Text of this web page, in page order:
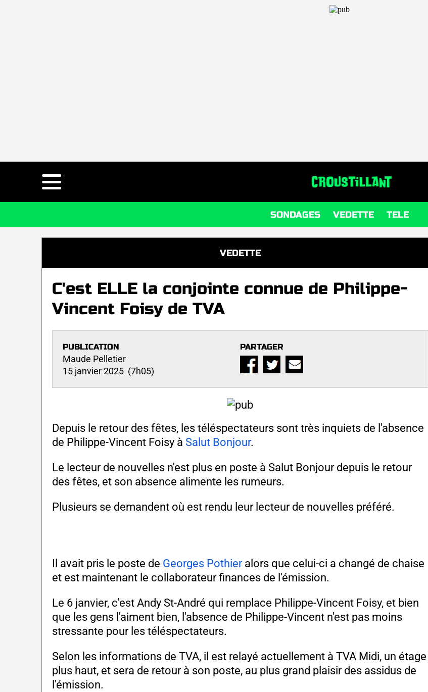
SONDAGES VEDETTE TELE
VEDETTE
C'est ELLE la conjointe connue de Philippe-
Vincent Foisy de TVA
PUBLICATION
Maude Pelletier
15 janvier 2025 (7h05)
PARTAGER
Depuis le retour des fêtes, les téléspectateurs sont très inquiets de l'absence
de Philippe-Vincent Foisy à Salut Bonjour.
Le lecteur de nouvelles n'est plus en poste à Salut Bonjour depuis le retour
des fêtes, et son absence alimente les rumeurs.
Plusieurs se demandent où est rendu leur lecteur de nouvelles préféré.
Il avait pris le poste de Georges Pothieralors que celui-ci a changé de chaise
et est maintenant le collaborateur finances de l'émission.
Le 6 janvier, c'est Andy St-André qui remplace Philippe-Vincent Foisy, et bien
que les gens l'aiment bien, l'absence de Philippe-Vincent n'est pas moins
stressante pour les téléspectateurs.
Selon les informations de TVA, il est relayé actuellement à TVA Midi, un étage
plus haut, et sera de retour à son poste, au plus grand plaisir des assidus de
l'émission.